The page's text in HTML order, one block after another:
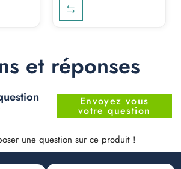
et réponses
Envoyez vous
votre question
une question sur ce produit !